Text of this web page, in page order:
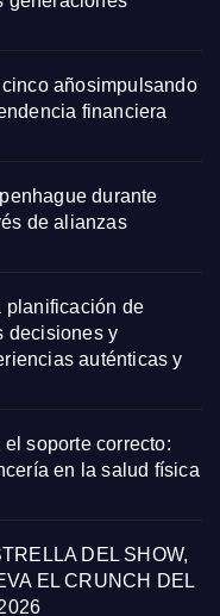
añosimpulsando
financiera
durante
de alianzas
planificación de
decisiones y
auténticas y
soporte correcto:
en la salud física
DEL SHOW,
EL CRUNCH DEL